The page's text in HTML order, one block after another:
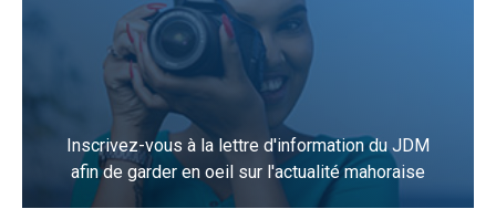
Inscrivez-vous à la lettre d'information du JDM
afin de garder en oeil sur l'actualité mahoraise